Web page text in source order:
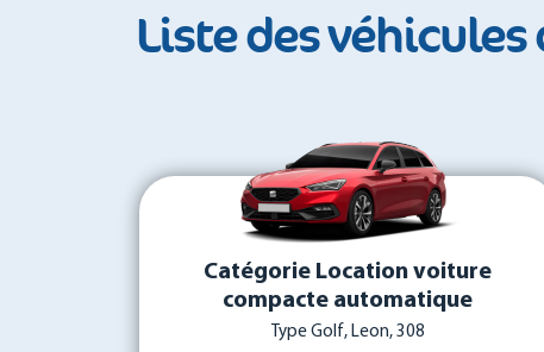
Liste des véhicules
Catégorie Location voiture
compacte automatique
Type Golf, Leon, 308